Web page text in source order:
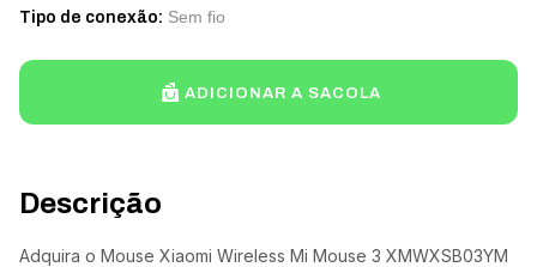
Descrição
Adquira o Mouse Xiaomi Wireless Mi Mouse 3 XMWXSB03YM
Tipo de conexão: Sem fio
ADICIONAR A SACOLA